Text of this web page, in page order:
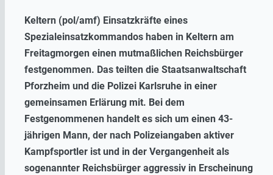
Keltern (pol/amf) Einsatzkräfte eines
Spezialeinsatzkommandos haben in Keltern am
Freitagmorgen einen mutmaßlichen Reichsbürger
festgenommen. Das teilten die Staatsanwaltschaft
Pforzheim und die Polizei Karlsruhe in einer
gemeinsamen Erlärung mit. Bei dem
Festgenommenen handelt es sich um einen 43-
jährigen Mann, der nach Polizeiangaben aktiver
Kampfsportler ist und in der Vergangenheit als
sogenannter Reichsbürger aggressiv in Erscheinung